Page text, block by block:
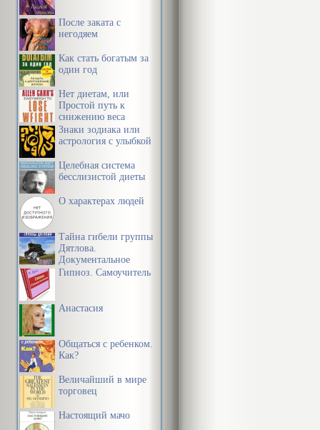
После заката с
негодяем
Как стать богатым за
один год
Нет диетам, или
Простой путь к
снижению веса
Знаки зодиака или
астрология с улыбкой
Целебная система
бесслизистой диеты
О характерах людей
Тайна гибели группы
Дятлова.
Документальное
расследование
Гипноз. Самоучитель
Анастасия
Общаться с ребенком.
Как?
Величайший в мире
торговец
Настоящий мачо